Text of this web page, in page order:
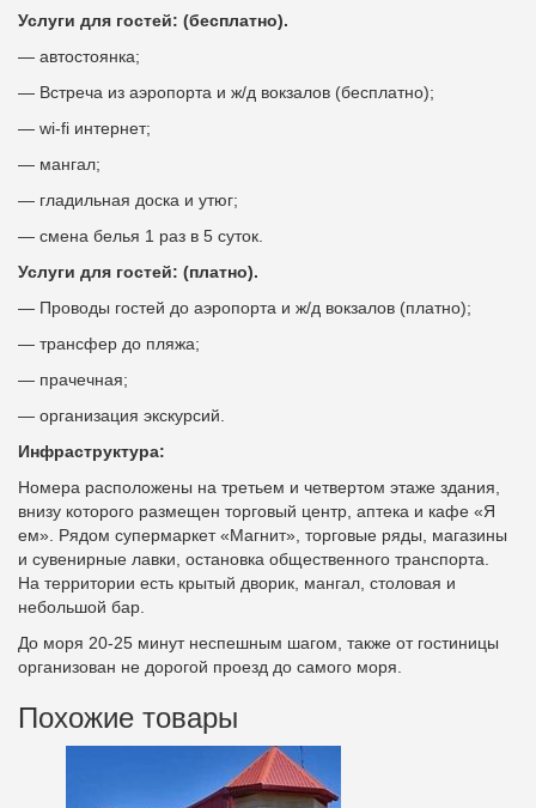
Услуги для гостей: (бесплатно).
— автостоянка;
— Встреча из аэропорта и ж/д вокзалов (бесплатно);
— wi-fi интернет;
— мангал;
— гладильная доска и утюг;
— смена белья 1 раз в 5 суток.
Услуги для гостей: (платно).
— Проводы гостей до аэропорта и ж/д вокзалов (платно);
— трансфер до пляжа;
— прачечная;
— организация экскурсий.
Инфраструктура:
Номера расположены на третьем и четвертом этаже здания,
внизу которого размещен торговый центр, аптека и кафе «Я
ем». Рядом супермаркет «Магнит», торговые ряды, магазины
и сувенирные лавки, остановка общественного транспорта.
На территории есть крытый дворик, мангал, столовая и
небольшой бар.
До моря 20-25 минут неспешным шагом, также от гостиницы
организован не дорогой проезд до самого моря.
Похожие товары